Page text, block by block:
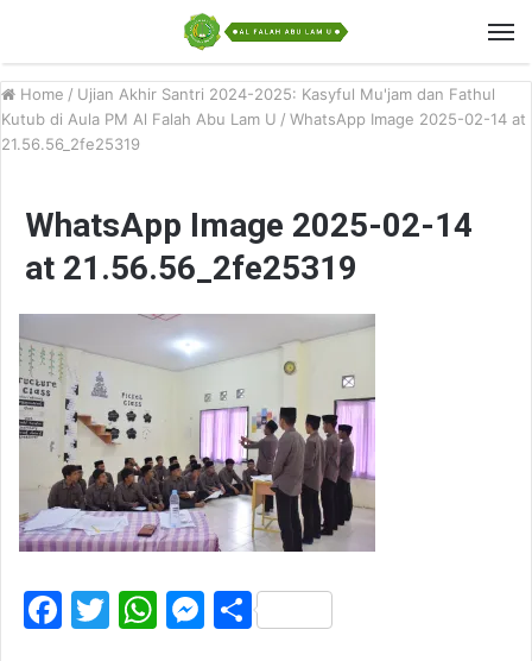
Home / Ujian Akhir Santri 2024-2025: Kasyful Mu'jam dan Fathul
Kutub di Aula PM Al Falah Abu Lam U / WhatsApp Image 2025-02-14 at
21.56.56_2fe25319
WhatsApp Image 2025-02-14
at 21.56.56_2fe25319
F
T
W M S